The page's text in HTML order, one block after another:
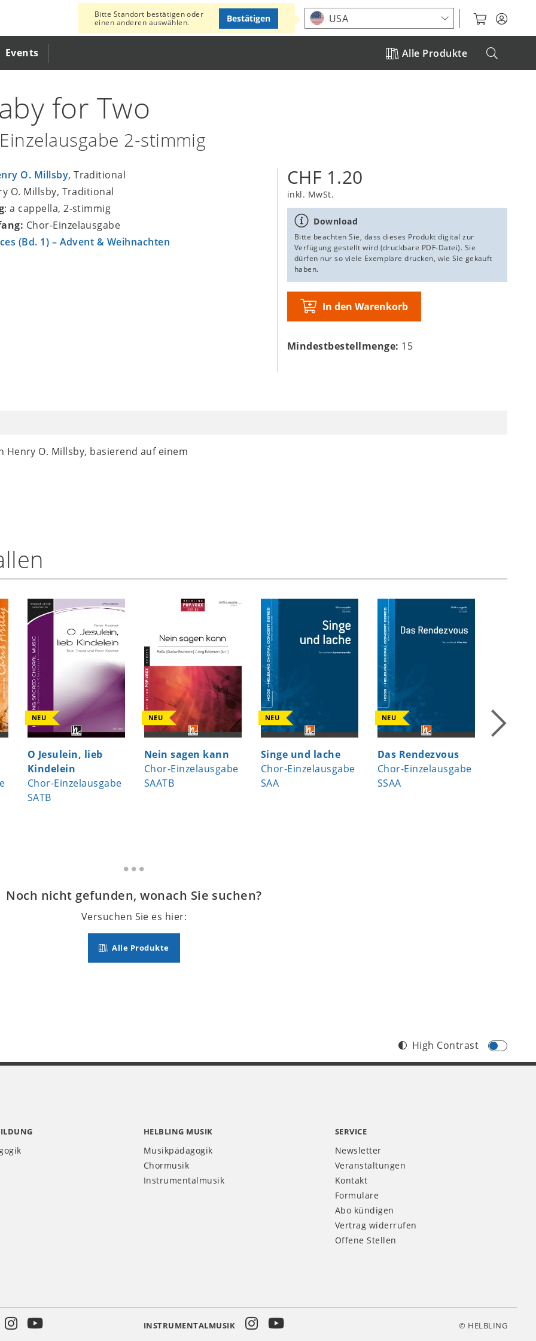
Standort auswählen
Events Alle Produkte
Bitte Standort bestätigen oder
einen anderen auswählen.
USA
Bestätigen
for Two
2-stimmig
O. Millsby, Traditional
O. Millsby, Traditional
: a cappella, 2-stimmig
Chor-Einzelausgabe
(Bd. 1) – Advent & Weihnachten
CHF 1.20
inkl. MwSt.
Download
Bitte beachten Sie, dass dieses Produkt digital zur
Verfügung gestellt wird (druckbare PDF-Datei). Sie
dürfen nur so viele Exemplare drucken, wie Sie gekauft
haben.
In den Warenkorb
Mindestbestellmenge: 15
Henry O. Millsby, basierend auf einem
NEU
O Jesulein, lieb
Kindelein
Chor-Einzelausgabe
SATB
NEU
Nein sagen kann
Chor-Einzelausgabe
SAATB
NEU
Singe und lache
Chor-Einzelausgabe
SAA
NEU
Das Rendezvous
Chor-Einzelausgabe
SSAA
NEU
Noch nicht gefunden, wonach Sie suchen?
Versuchen Sie es hier:
Alle Produkte
High Contrast
HELBLING MUSIK
Musikpädagogik
Chormusik
Instrumentalmusik
SERVICE
Newsletter
Veranstaltungen
Kontakt
Formulare
Abo kündigen
Vertrag widerrufen
Offene Stellen
INSTRUMENTALMUSIK © HELBLING